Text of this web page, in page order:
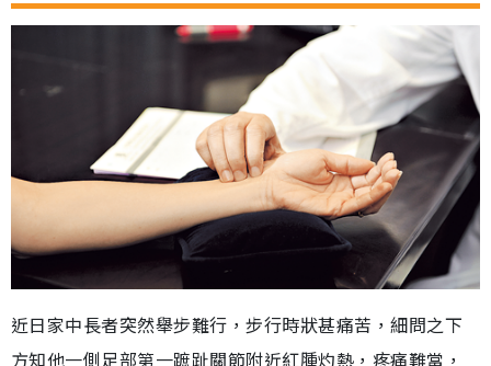
近日家中長者突然舉步難行，步行時狀甚痛苦，細問之下
方知他一側足部第一蹠趾關節附近紅腫灼熱，疼痛難當，